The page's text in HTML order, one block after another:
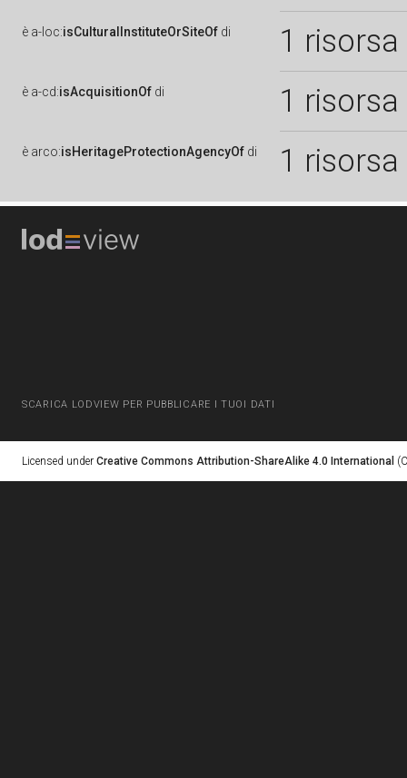
è a-loc:isCulturalInstituteOrSiteOf di 1 risorsa
è a-cd:isAcquisitionOf di 1 risorsa
è arco:isHeritageProtectionAgencyOf di 1 risorsa
SCARICA LODVIEW PER PUBBLICARE I TUOI DATI
Licensed under Creative Commons Attribution-ShareAlike 4.0 International